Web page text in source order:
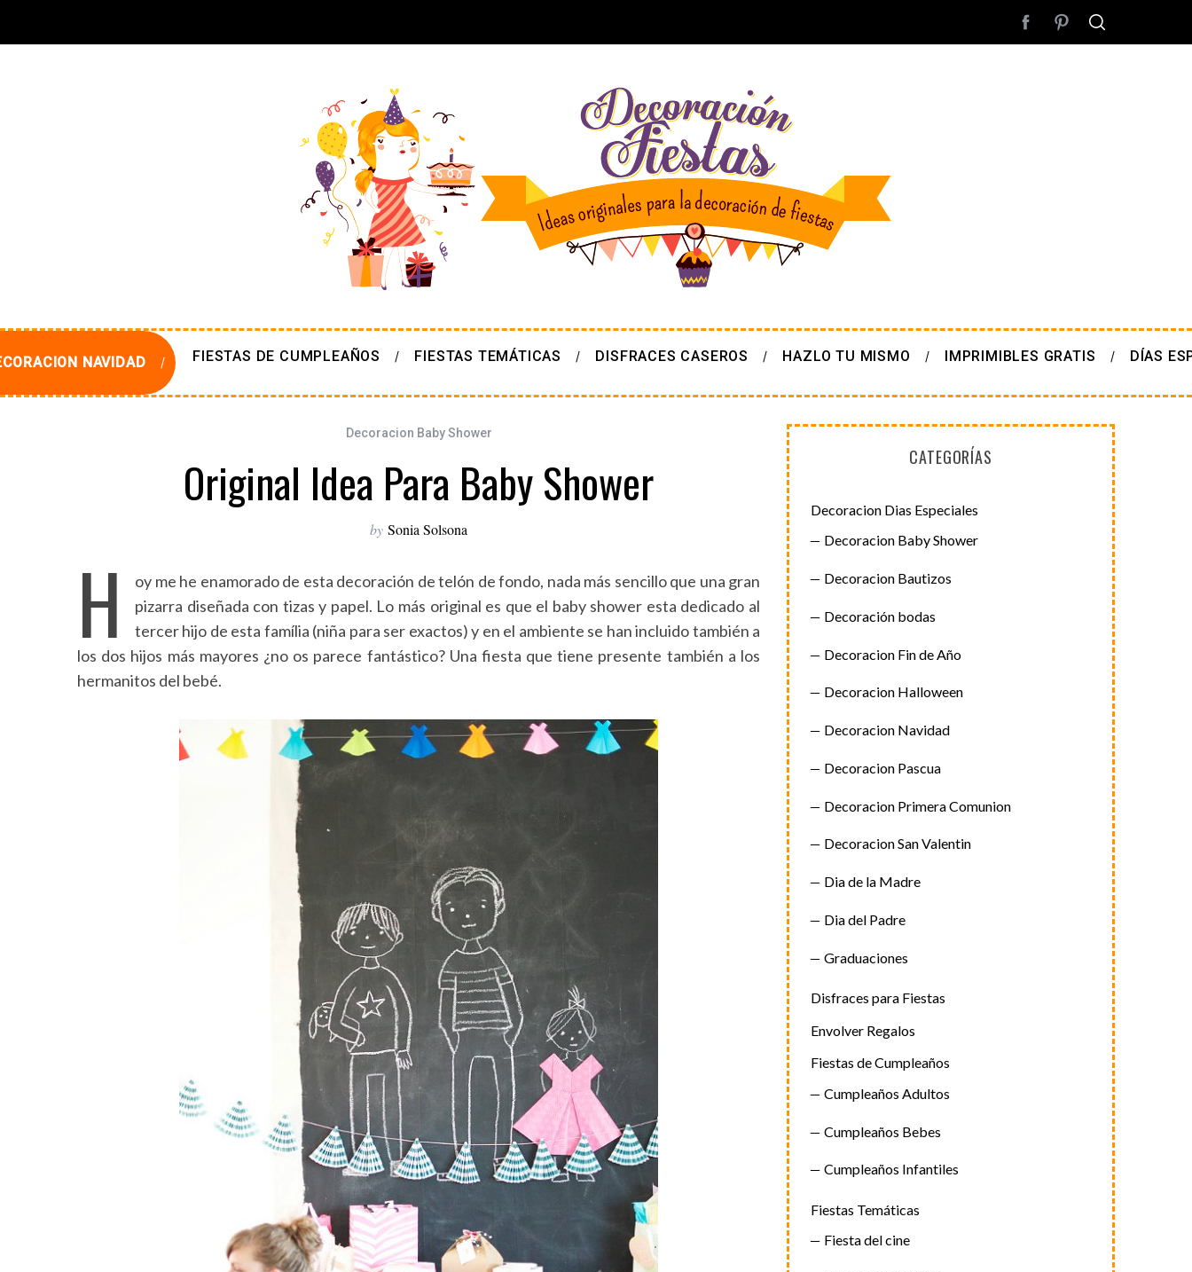
NAVIDAD FIESTAS DE CUMPLEAÑOS FIESTAS TEMÁTICAS DISFRACES CASEROS HAZLO TU MISMO IMPRIMIBLES GRATIS DÍAS
Decoracion Baby Shower
Original Idea Para Baby Shower
by Sonia Solsona
H
oy me he enamorado de esta decoración de telón de fondo, nada más sencillo que una gran
pizarra diseñada con tizas y papel. Lo más original es que el baby shower esta dedicado al
tercer hijo de esta família (niña para ser exactos) y en el ambiente se han incluido también a
los dos hijos más mayores ¿no os parece fantástico? Una fiesta que tiene presente también a los
hermanitos del bebé.
CATEGORÍAS
Decoracion Dias Especiales
Decoracion Baby Shower
Decoracion Bautizos
Decoración bodas
Decoracion Fin de Año
Decoracion Halloween
Decoracion Navidad
Decoracion Pascua
Decoracion Primera Comunion
Decoracion San Valentin
Dia de la Madre
Dia del Padre
Graduaciones
Disfraces para Fiestas
Envolver Regalos
Fiestas de Cumpleaños
Cumpleaños Adultos
Cumpleaños Bebes
Cumpleaños Infantiles
Fiestas Temáticas
Fiesta del cine